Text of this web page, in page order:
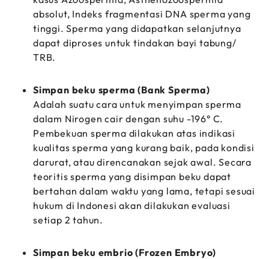
absolut, Indeks fragmentasi DNA sperma yang
tinggi. Sperma yang didapatkan selanjutnya
dapat diproses untuk tindakan bayi tabung/
TRB.
Simpan beku sperma (Bank Sperma)
Adalah suatu cara untuk menyimpan sperma
dalam Nirogen cair dengan suhu -196° C.
Pembekuan sperma dilakukan atas indikasi
kualitas sperma yang kurang baik, pada kondisi
darurat, atau direncanakan sejak awal. Secara
teoritis sperma yang disimpan beku dapat
bertahan dalam waktu yang lama, tetapi sesuai
hukum di Indonesi akan dilakukan evaluasi
setiap 2 tahun.
Simpan beku embrio (Frozen Embryo)